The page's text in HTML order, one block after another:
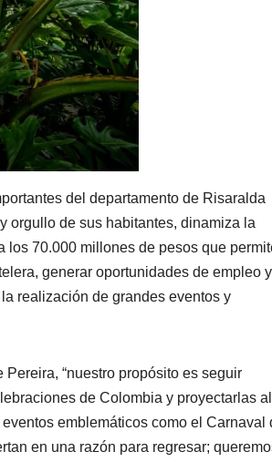
del departamento de Risaralda
orgullo de sus habitantes, dinamiza la
70.000 millones de pesos que
generar oportunidades de empleo y
realización de grandes eventos y
“nuestro propósito es seguir
de Colombia y proyectarlas al
emblemáticos como el Carnaval
en una razón para regresar;